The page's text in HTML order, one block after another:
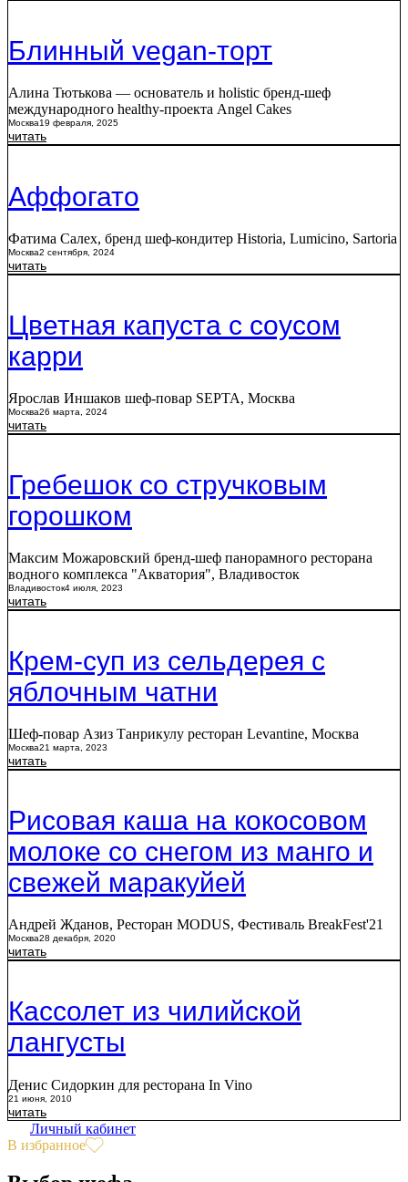
Блинный vegan-торт
Алина Тютькова — основатель и holistic бренд-шеф
международного healthy-проекта Angel Cakes
Москва19 февраля, 2025
читать
Аффогато
Фатима Салех, бренд шеф-кондитер Historia, Lumicino, Sartoria
Москва2 сентября, 2024
читать
Цветная капуста с соусом
карри
Ярослав Иншаков шеф-повар SEPTA, Москва
Москва26 марта, 2024
читать
Гребешок со стручковым
горошком
Максим Можаровский бренд-шеф панорамного ресторана
водного комплекса "Акватория", Владивосток
Владивосток4 июля, 2023
читать
Крем-суп из сельдерея с
яблочным чатни
Шеф-повар Азиз Танрикулу ресторан Levantine, Москва
Москва21 марта, 2023
читать
Рисовая каша на кокосовом
молоке со снегом из манго и
свежей маракуйей
Андрей Жданов, Ресторан MODUS, Фестиваль BreakFest'21
Москва28 декабря, 2020
читать
Кассолет из чилийской
лангусты
Денис Сидоркин для ресторана In Vino
21 июня, 2010
читать
Личный кабинет
В избранное